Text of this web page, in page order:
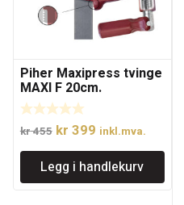
Piher Maxipress tvinge
MAXI F 20cm.
kr455 Opprinnelig
pris
var:
kr 455.
kr 399Nåværende
pris
er:
kr 399.
inkl.mva.
Legg i handlekurv